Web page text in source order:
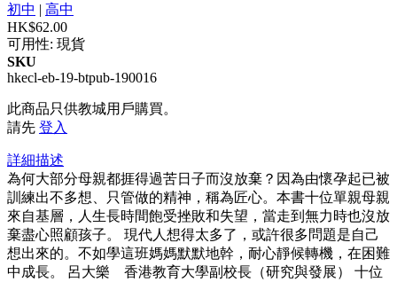
初中 | 高中
HK$62.00
可用性: 現貨
SKU
hkecl-eb-19-btpub-190016
此商品只供教城用戶購買。
請先 登入
詳細描述
為何大部分母親都捱得過苦日子而沒放棄？因為由懷孕起已被
訓練出不多想、只管做的精神，稱為匠心。本書十位單親母親
來自基層，人生長時間飽受挫敗和失望，當走到無力時也沒放
棄盡心照顧孩子。 現代人想得太多了，或許很多問題是自己
想出來的。不如學這班媽媽默默地幹，耐心靜候轉機，在困難
中成長。 呂大樂 香港教育大學副校長（研究與發展） 十位